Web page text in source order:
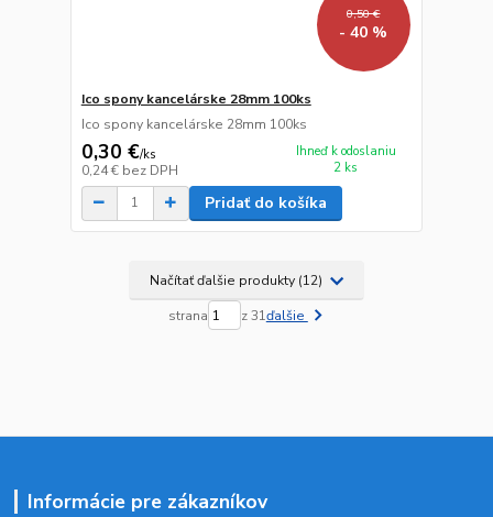
0,50 €
- 40 %
Ico spony kancelárske 28mm 100ks
Ico spony kancelárske 28mm 100ks
0,30 €/ks
0,24 € bez DPH
Ihneď k odoslaniu
2 ks
Pridať do košíka
Načítať ďalšie produkty (12)
strana z 31ďalšie
Informácie pre zákazníkov